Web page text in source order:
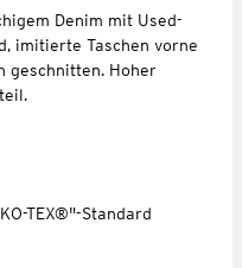
Denim mit Used-
imitierte Taschen vorne
geschnitten. Hoher
TEX®"-Standard